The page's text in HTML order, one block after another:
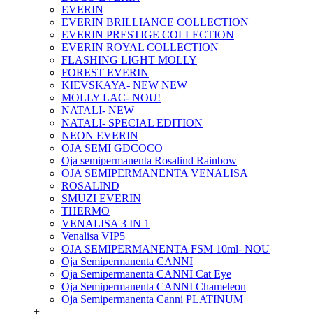
EVERIN
EVERIN BRILLIANCE COLLECTION
EVERIN PRESTIGE COLLECTION
EVERIN ROYAL COLLECTION
FLASHING LIGHT MOLLY
FOREST EVERIN
KIEVSKAYA- NEW NEW
MOLLY LAC- NOU!
NATALI- NEW
NATALI- SPECIAL EDITION
NEON EVERIN
OJA SEMI GDCOCO
Oja semipermanenta Rosalind Rainbow
OJA SEMIPERMANENTA VENALISA
ROSALIND
SMUZI EVERIN
THERMO
VENALISA 3 IN 1
Venalisa VIP5
OJA SEMIPERMANENTA FSM 10ml- NOU
Oja Semipermanenta CANNI
Oja Semipermanenta CANNI Cat Eye
Oja Semipermanenta CANNI Chameleon
Oja Semipermanenta Canni PLATINUM
+